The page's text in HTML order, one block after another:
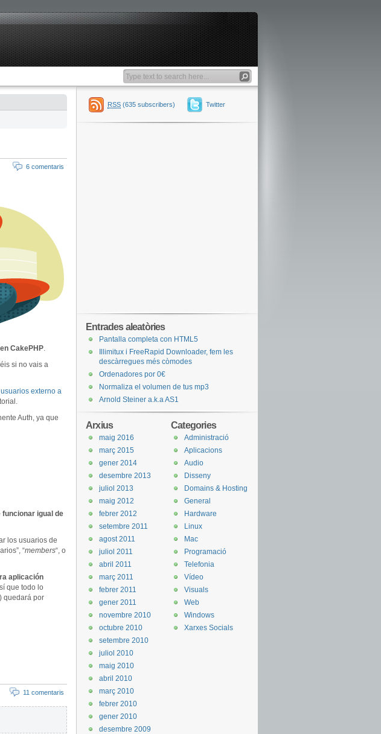
6 comentaris
CakePHP.
si no vais a
externo a
Auth, ya que
igual de
los usuarios de
“members“, o
aplicación
que todo lo
quedará por
11 comentaris
RSS (635 subscribers) Twitter
Entrades aleatòries
Pantalla completa con HTML5
Illimitux i FreeRapid Downloader, fem les
descàrregues més còmodes
Ordenadores por 0€
Normaliza el volumen de tus mp3
Arnold Steiner a.k.a AS1
Categories
Administració
Aplicacions
Audio
Disseny
Domains & Hosting
General
Hardware
Linux
Mac
Programació
Telefonia
Vídeo
Visuals
Web
Windows
Xarxes Socials
Arxius
maig 2016
març 2015
gener 2014
desembre 2013
juliol 2013
maig 2012
febrer 2012
setembre 2011
agost 2011
juliol 2011
abril 2011
març 2011
febrer 2011
gener 2011
novembre 2010
octubre 2010
setembre 2010
juliol 2010
maig 2010
abril 2010
març 2010
febrer 2010
gener 2010
desembre 2009